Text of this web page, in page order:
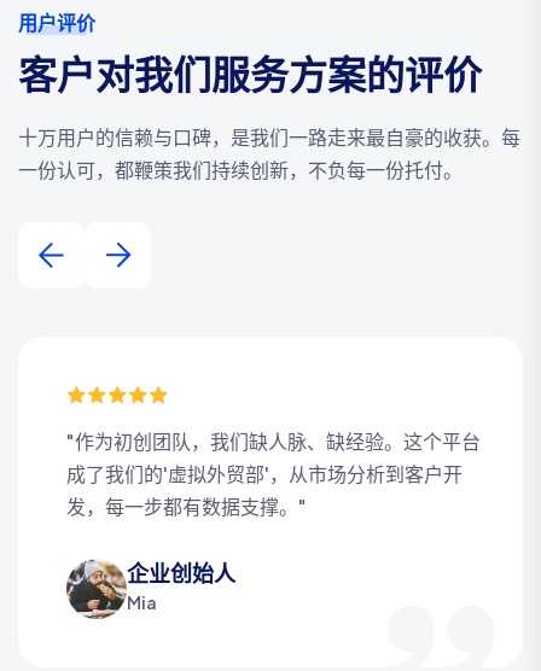
用户评价
客户对我们服务方案的评价
十万用户的信赖与口碑，是我们一路走来最自豪的收获。每
一份认可，都鞭策我们持续创新，不负每一份托付。
"作为初创团队，我们缺人脉、缺经验。这个平台
成了我们的'虚拟外贸部'，从市场分析到客户开
发，每一步都有数据支撑。"
企业创始人
Mia